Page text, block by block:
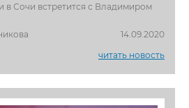
в Сочи встретится с Владимиром
14.09.2020
читать новость